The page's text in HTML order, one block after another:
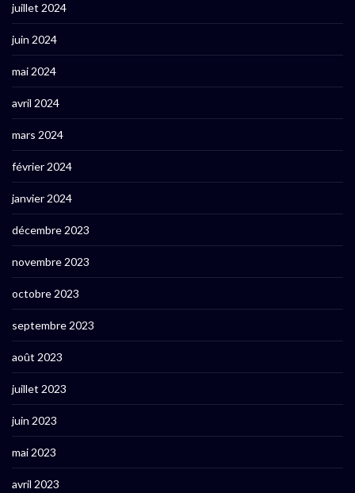
juillet 2024
juin 2024
mai 2024
avril 2024
mars 2024
février 2024
janvier 2024
décembre 2023
novembre 2023
octobre 2023
septembre 2023
août 2023
juillet 2023
juin 2023
mai 2023
avril 2023